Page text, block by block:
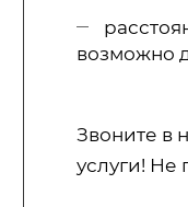
возможно
Звоните в
услуги! Не